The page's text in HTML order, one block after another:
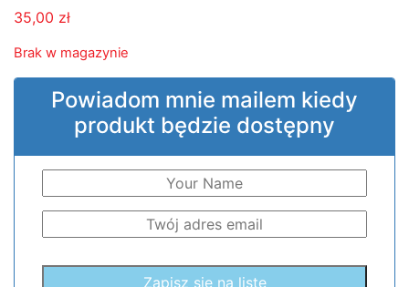
35,00 zł
Brak w magazynie
Powiadom mnie mailem kiedy
produkt będzie dostępny